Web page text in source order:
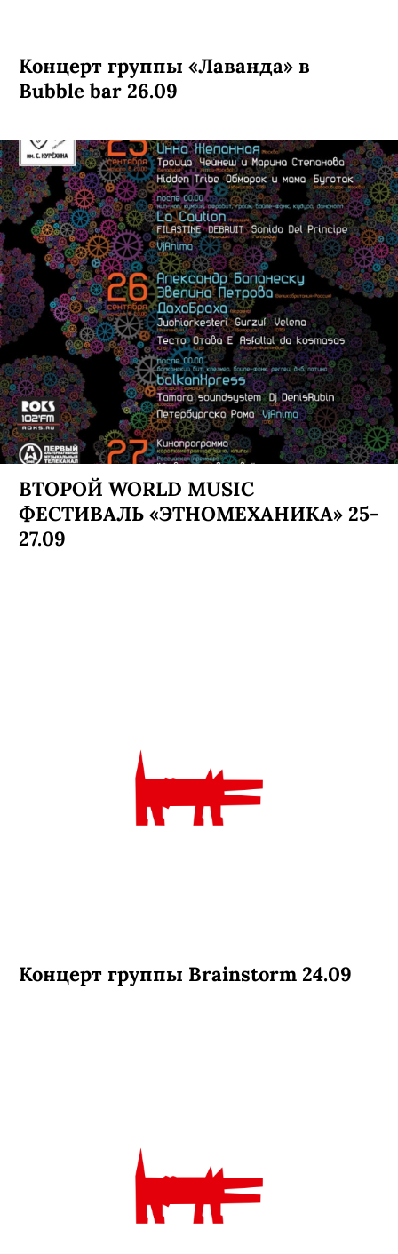
Концерт группы «Лаванда» в
Bubble bar 26.09
ВТОРОЙ WORLD MUSIC
ФЕСТИВАЛЬ «ЭТНОМЕХАНИКА» 25-
27.09
Концерт группы Brainstorm 24.09